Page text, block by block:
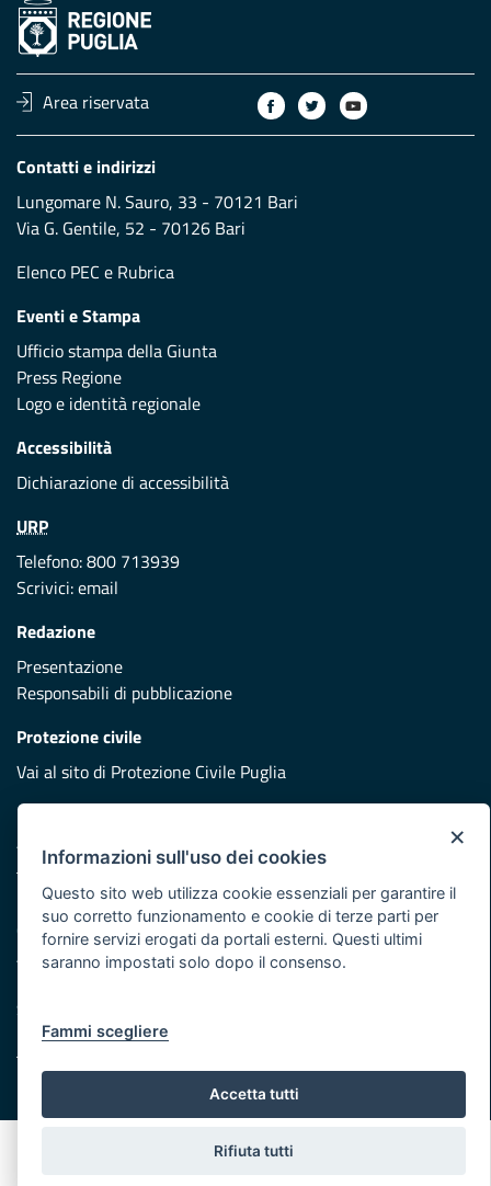
Area riservata
Contatti e indirizzi
Lungomare N. Sauro, 33 - 70121 Bari
Via G. Gentile, 52 - 70126 Bari
Elenco PEC e Rubrica
Eventi e Stampa
Ufficio stampa della Giunta
Press Regione
Logo e identità regionale
Accessibilità
Dichiarazione di accessibilità
URP
Telefono: 800 713939
Scrivici:email
Redazione
Presentazione
Responsabili di pubblicazione
Protezione civile
Vai al sito di Protezione Civile Puglia
Iniziativa finanziata con risorse del POR Puglia 2014/2020 -
Asse XI
Note legali
Cookie e privacy
Atti di notifica
Servizi Intranet
© Regione Puglia
×
Informazioni sull'uso dei cookies
Questo sito web utilizza cookie essenziali per garantire il
suo corretto funzionamento e cookie di terze parti per
fornire servizi erogati da portali esterni. Questi ultimi
saranno impostati solo dopo il consenso.
Fammi scegliere
Accetta tutti
Rifiuta tutti